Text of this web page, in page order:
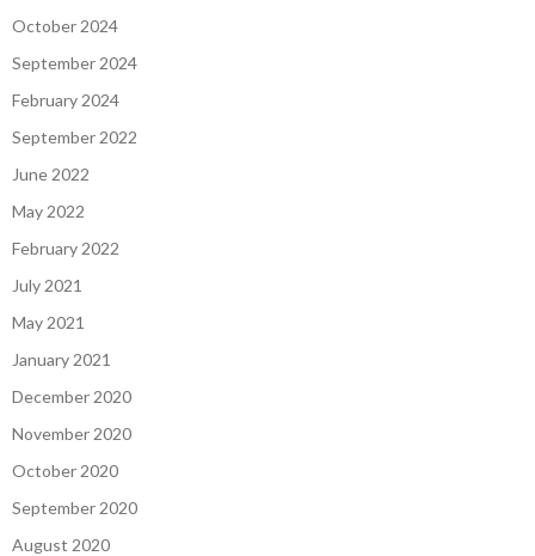
October 2024
September 2024
February 2024
September 2022
June 2022
May 2022
February 2022
July 2021
May 2021
January 2021
December 2020
November 2020
October 2020
September 2020
August 2020